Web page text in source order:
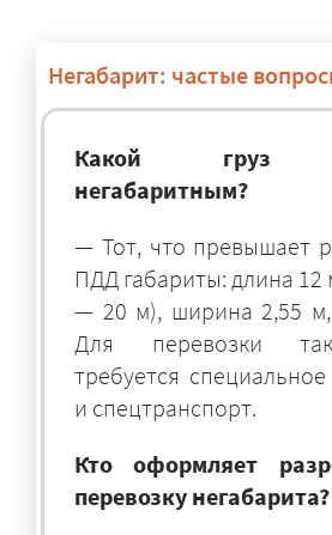
Негабарит: частые
Какой груз
негабаритным?
— Тот, что превышает
ПДД габариты: длина 12
— 20 м), ширина 2,55
Для перевозки
требуется
и спецтранспорт.
Кто оформляет
перевозку негабарита?